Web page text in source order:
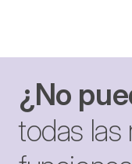
¿No
todas las